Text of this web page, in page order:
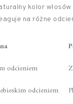
kolor
na różne
odcieniem
odcieniem